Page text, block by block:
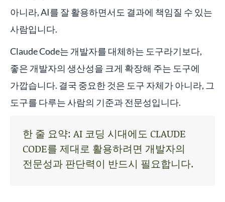
아니라, AI를 잘 활용하면서도 결과에 책임질 수 있는
사람입니다.
Claude Code는 개발자를 대체하는 도구라기보다,
좋은 개발자의 생산성을 크게 확장해 주는 도구에
가깝습니다. 결국 중요한 것은 도구 자체가 아니라, 그
도구를 다루는 사람의 기준과 전문성입니다.
한 줄 요약: AI 코딩 시대에도 CLAUDE
CODE를 제대로 활용하려면 개발자의
전문성과 판단력이 반드시 필요합니다.